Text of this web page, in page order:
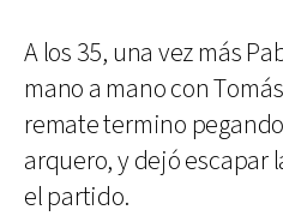
A los 35, una vez más
mano a mano con
remate termino
arquero, y dejó escapar
el partido.